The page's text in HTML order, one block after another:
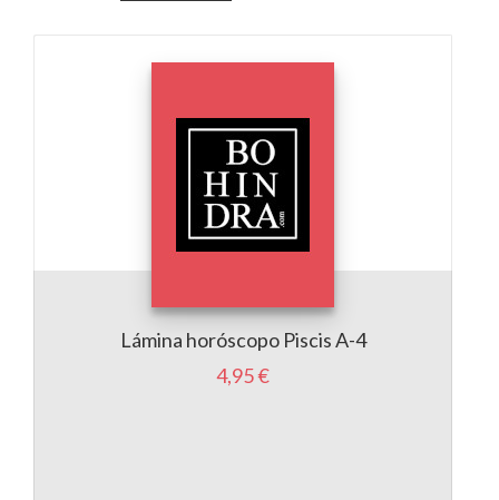
Lámina horóscopo Piscis A-4
4,95 €